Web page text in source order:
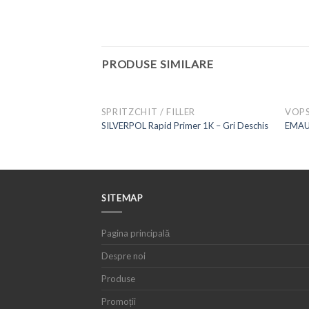
PRODUSE SIMILARE
SPRITZCHIT / FILLER
SILVERPOL Rapid Primer 1K – Gri Deschis
SITEMAP
Pagina principală
Despre noi
Produse
Promoții